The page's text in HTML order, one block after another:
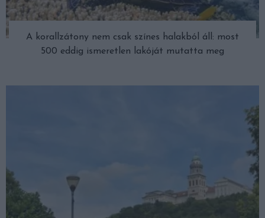
A korallzátony nem csak színes halakból áll: most
500 eddig ismeretlen lakóját mutatta meg